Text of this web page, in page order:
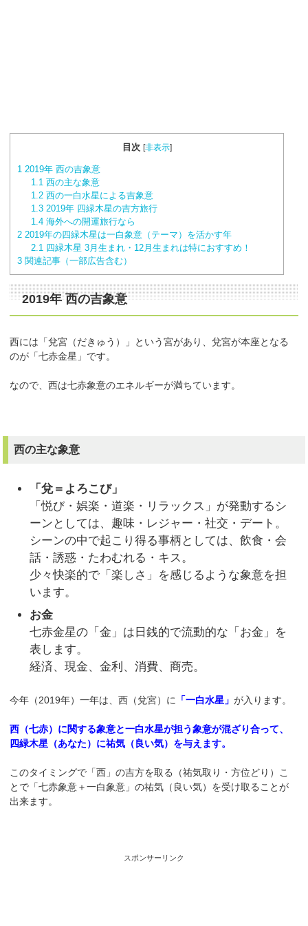
目次 [非表示]
1 2019年 西の吉象意
1.1 西の主な象意
1.2 西の一白水星による吉象意
1.3 2019年 四緑木星の吉方旅行
1.4 海外への開運旅行なら
2 2019年の四緑木星は一白象意（テーマ）を活かす年
2.1 四緑木星 3月生まれ・12月生まれは特におすすめ！
3 関連記事（一部広告含む）
2019年 西の吉象意
西には「兌宮（だきゅう）」という宮があり、兌宮が本座となる
のが「七赤金星」です。
なので、西は七赤象意のエネルギーが満ちています。
西の主な象意
「兌＝よろこび」
「悦び・娯楽・道楽・リラックス」が発動するシ
ーンとしては、趣味・レジャー・社交・デート。
シーンの中で起こり得る事柄としては、飲食・会
話・誘惑・たわむれる・キス。
少々快楽的で「楽しさ」を感じるような象意を担
います。
お金
七赤金星の「金」は日銭的で流動的な「お金」を
表します。
経済、現金、金利、消費、商売。
今年（2019年）一年は、西（兌宮）に 「一白水星」が入ります。
西（七赤）に関する象意と一白水星が担う象意が混ざり合って、
四緑木星（あなた）に祐気（良い気）を与えます。
このタイミングで「西」の吉方を取る（祐気取り・方位どり）こ
とで「七赤象意＋一白象意」の祐気（良い気）を受け取ることが
出来ます。
スポンサーリンク